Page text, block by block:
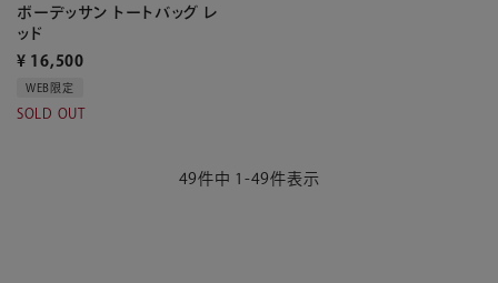
ボーデッサン トートバッグ レ
ッド
¥ 16,500
WEB限定
SOLD OUT
49件中 1 -49件表示